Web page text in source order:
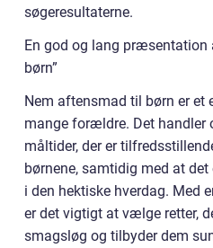
søgeresultaterne.
En god og lang præsentation
børn”
Nem aftensmad til børn er et
mange forældre. Det handler
måltider, der er
børnene, samtidig med at
i den hektiske hverdag. Med
er det vigtigt at vælge retter,
smagsløg og tilbyder dem